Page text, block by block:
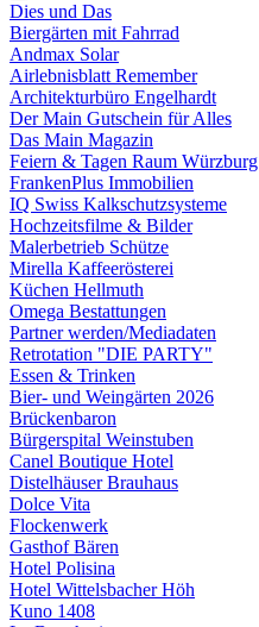
Dies und Das
Biergärten mit Fahrrad
Andmax Solar
Airlebnisblatt Remember
Architekturbüro Engelhardt
Der Main Gutschein für Alles
Das Main Magazin
Feiern & Tagen Raum Würzburg
FrankenPlus Immobilien
IQ Swiss Kalkschutzsysteme
Hochzeitsfilme & Bilder
Malerbetrieb Schütze
Mirella Kaffeerösterei
Küchen Hellmuth
Omega Bestattungen
Partner werden/Mediadaten
Retrotation "DIE PARTY"
Essen & Trinken
Bier- und Weingärten 2026
Brückenbaron
Bürgerspital Weinstuben
Canel Boutique Hotel
Distelhäuser Brauhaus
Dolce Vita
Flockenwerk
Gasthof Bären
Hotel Polisina
Hotel Wittelsbacher Höh
Kuno 1408